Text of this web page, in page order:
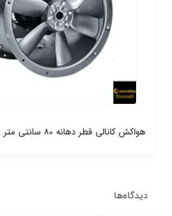
هواکش کانالی قطر دهانه 80 سانتی متر
دیدگاه‌ها